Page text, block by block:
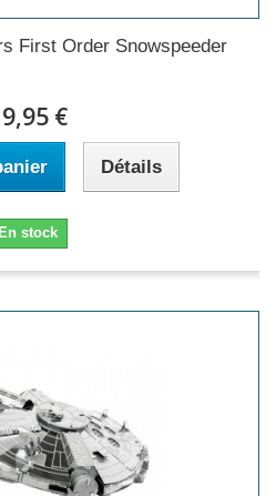
First Order Snowspeeder
€
Détails
En stock